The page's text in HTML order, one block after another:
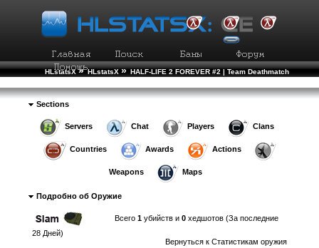
HLstatsX » HLstatsX » HALF-LIFE 2 FOREVER #2 | Team Deathmatch
Sections
Servers Chat Players Clans
Countries Awards Actions
Weapons Maps
Подробно об Оружие
Всего1 убийств и0 хедшотов (За последние
28 Дней)
Вернуться к Статистикам оружия